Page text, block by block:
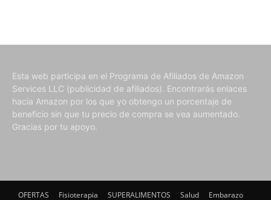
Esta web participa en el Programa de Afiliados de Amazon
Services LLC (publicidad de afiliados). Encontrarás enlaces
hacia Amazon por los que yo obtengo un porcentaje de
beneficio sin que tu precio de compra se vea aumentado.
Gracias por tu apoyo.
OFERTAS Fisioterapia SUPERALIMENTOS Salud Embarazo